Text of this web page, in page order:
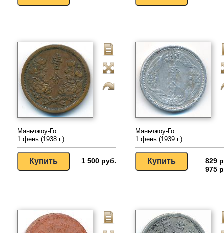
Маньчжоу-Го
1 фень (1938 г.)
1 500 руб.
Маньчжоу-Го
1 фень (1939 г.)
829
975